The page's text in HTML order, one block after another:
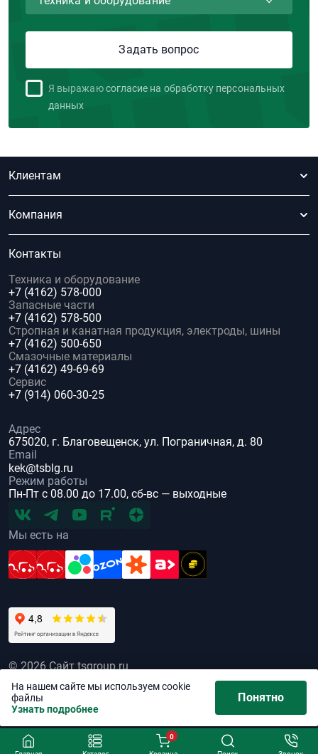
Я выражаю согласие на обработку персональных
данных
Клиентам
Компания
Контакты
Техника и оборудование
+7 (4162) 578-000
Запасные части
+7 (4162) 578-500
Стропная и канатная продукция, электроды, шины
+7 (4162) 500-650
Смазочные материалы
+7 (4162) 49-69-69
Сервис
+7 (914) 060-30-25
Адрес
675020, г. Благовещенск, ул. Пограничная, д. 80
Email
kek@tsblg.ru
Режим работы
Пн-Пт с 08.00 до 17.00, сб-вс — выходные
Мы есть на
© 2026 Сайт tsgroup.ru
Все права защищены
Политика обработки персональных данных
На нашем сайте мы используем cookie
файлы
Узнать подробнее
Понятно
0